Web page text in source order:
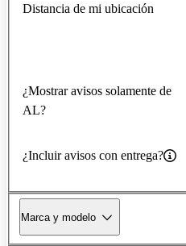
Distancia de mi ubicación
¿Mostrar avisos solamente de
AL?
¿Incluir avisos con entrega?
Marca y modelo